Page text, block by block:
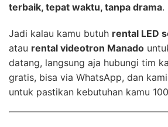
terbaik, tepat waktu, tanpa drama.
Jadi kalau kamu butuh rental LED
atau rental videotron Manado
datang, langsung aja hubungi tim
gratis, bisa via WhatsApp, dan
untuk pastikan kebutuhan kamu